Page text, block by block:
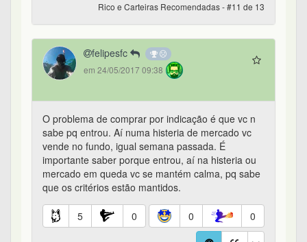
Rico e Carteiras Recomendadas - #11 de 13
felipesfc
em 24/05/2017 09:38
O problema de comprar por indicação é que vc n
sabe pq entrou. Aí numa histeria de mercado vc
vende no fundo, igual semana passada. É
importante saber porque entrou, aí na histeria ou
mercado em queda vc se mantém calma, pq sabe
que os critérios estão mantidos.
5 0 0 0